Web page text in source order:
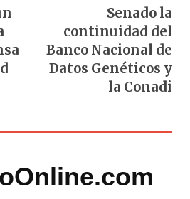
Senado la
continuidad del
Banco Nacional de
Datos Genéticos y
la Conadi